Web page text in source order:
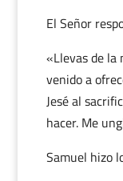
El Señor
«Llevas de la
venido a
Jesé al
hacer. Me
Samuel hizo